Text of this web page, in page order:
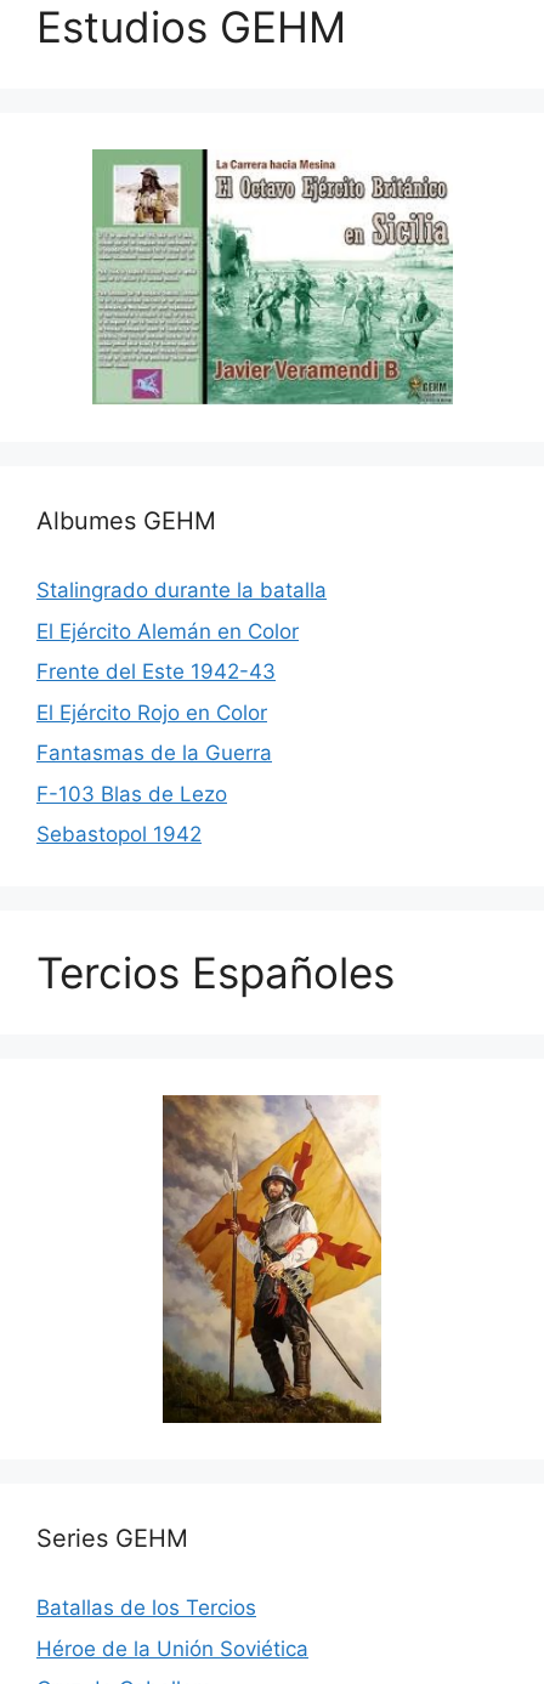
Estudios GEHM
Albumes GEHM
Stalingrado durante la batalla
El Ejército Alemán en Color
Frente del Este 1942-43
El Ejército Rojo en Color
Fantasmas de la Guerra
F-103 Blas de Lezo
Sebastopol 1942
Tercios Españoles
Series GEHM
Batallas de los Tercios
Héroe de la Unión Soviética